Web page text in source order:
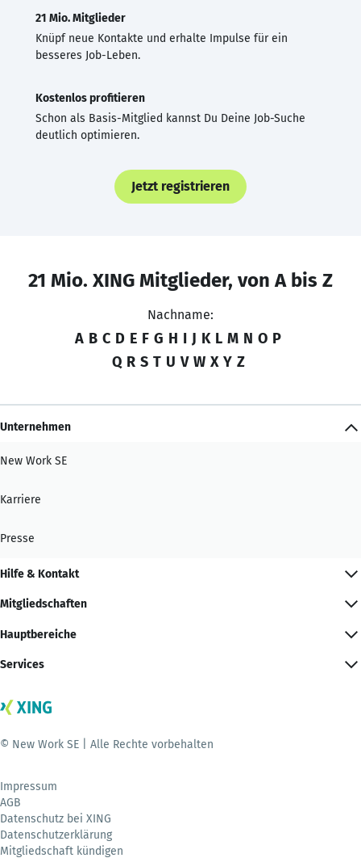
21 Mio. Mitglieder
Knüpf neue Kontakte und erhalte Impulse für ein
besseres Job-Leben.
Kostenlos profitieren
Schon als Basis-Mitglied kannst Du Deine Job-Suche
deutlich optimieren.
Jetzt registrieren
21 Mio. XING Mitglieder, von A bis Z
Nachname:
A B C D E F G H I J K L M N O P
Q R S T U V W X Y Z
Unternehmen
New Work SE
Karriere
Presse
Hilfe & Kontakt
Mitgliedschaften
Hauptbereiche
Services
© New Work SE | Alle Rechte vorbehalten
Impressum
AGB
Datenschutz bei XING
Datenschutzerklärung
Mitgliedschaft kündigen